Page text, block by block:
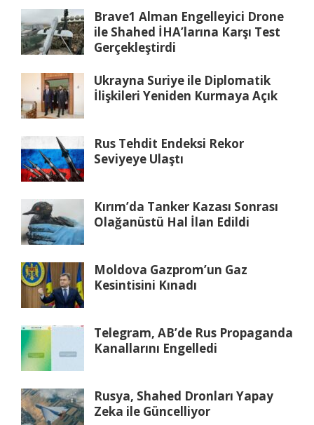
Brave1 Alman Engelleyici Drone
ile Shahed İHA’larına Karşı Test
Gerçekleştirdi
Ukrayna Suriye ile Diplomatik
İlişkileri Yeniden Kurmaya Açık
Rus Tehdit Endeksi Rekor
Seviyeye Ulaştı
Kırım’da Tanker Kazası Sonrası
Olağanüstü Hal İlan Edildi
Moldova Gazprom’un Gaz
Kesintisini Kınadı
Telegram, AB’de Rus Propaganda
Kanallarını Engelledi
Rusya, Shahed Dronları Yapay
Zeka ile Güncelliyor